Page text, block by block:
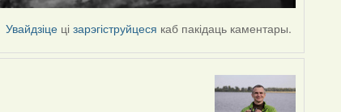
Увайдзіце цізарэгіструйцеся каб пакідаць каментары.